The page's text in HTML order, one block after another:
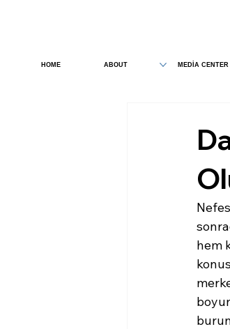
HOME ABOUT MEDİA CENTER
hem